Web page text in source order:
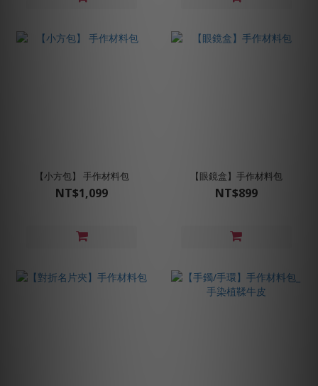
【小方包】 手作材料包
NT$1,099
【眼鏡盒】手作材料包
NT$899